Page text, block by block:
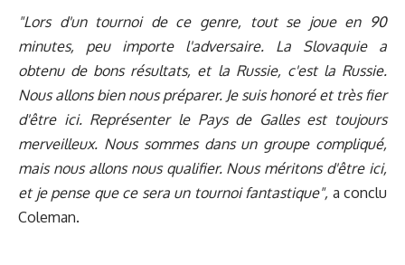
"Lors d'un tournoi de ce genre, tout se joue en 90
minutes, peu importe l'adversaire. La Slovaquie a
obtenu de bons résultats, et la Russie, c'est la Russie.
Nous allons bien nous préparer. Je suis honoré et très fier
d'être ici. Représenter le Pays de Galles est toujours
merveilleux. Nous sommes dans un groupe compliqué,
mais nous allons nous qualifier. Nous méritons d'être ici,
et je pense que ce sera un tournoi fantastique", a conclu
Coleman.